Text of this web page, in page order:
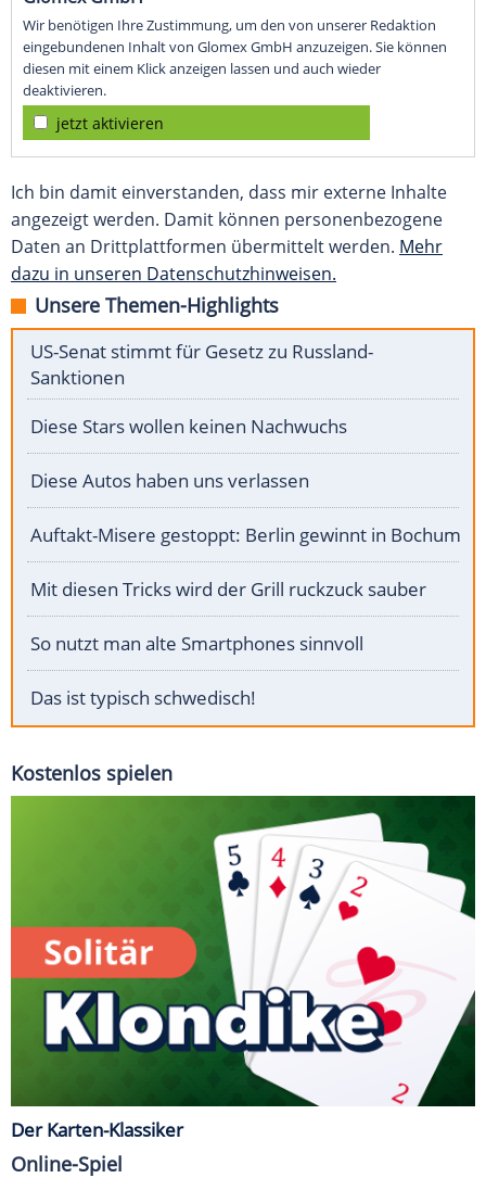
Wir benötigen Ihre Zustimmung, um den von unserer Redaktion
eingebundenen Inhalt von Glomex GmbH anzuzeigen. Sie können
diesen mit einem Klick anzeigen lassen und auch wieder
deaktivieren.
jetzt aktivieren
Ich bin damit einverstanden, dass mir externe Inhalte
angezeigt werden. Damit können personenbezogene
Daten an Drittplattformen übermittelt werden. Mehr
dazu in unseren Datenschutzhinweisen.
Unsere Themen-Highlights
US-Senat stimmt für Gesetz zu Russland-
Sanktionen
Diese Stars wollen keinen Nachwuchs
Diese Autos haben uns verlassen
Auftakt-Misere gestoppt: Berlin gewinnt in Bochum
Mit diesen Tricks wird der Grill ruckzuck sauber
So nutzt man alte Smartphones sinnvoll
Das ist typisch schwedisch!
Kostenlos spielen
Der Karten-Klassiker
Online-Spiel